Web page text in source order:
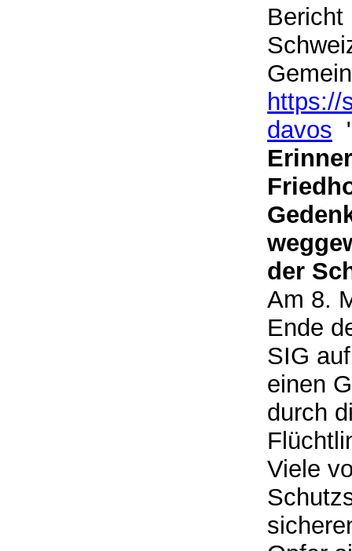
Bericht
https://
davos
der
Am 8.
Ende
SIG
einen
durch
Viele